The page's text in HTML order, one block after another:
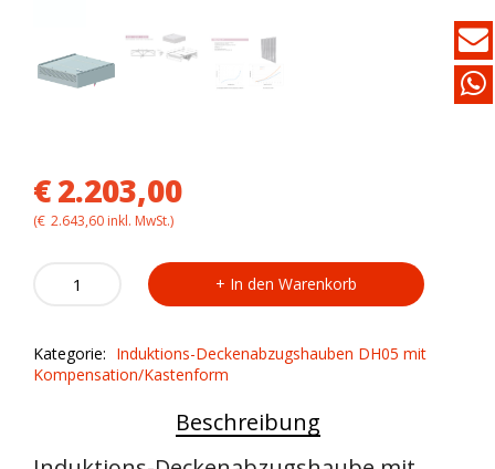
€2.203,00
(€ 2.643,60 inkl. MwSt.)
Deckenabzugshaube
ohne
Motor
In den Warenkorb
Kategorie: Induktions-Deckenabzugshauben DH05 mit
Kompensation/Kastenform
Beschreibung